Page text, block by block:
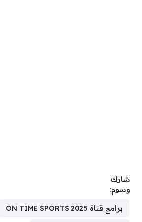
شارك
وسوم:
برامج قناة ON TIME SPORTS 2025